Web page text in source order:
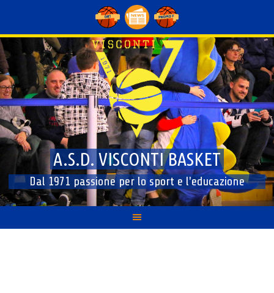
content
A.S.D. VISCONTI BASKET
Dal 1971 passione per lo sport e l'educazione